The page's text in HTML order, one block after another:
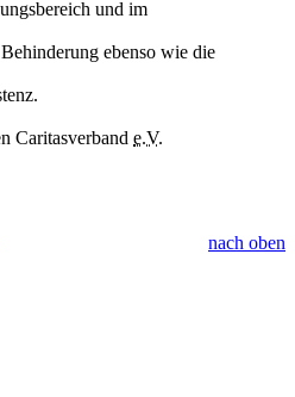
und im
ebenso wie die
Caritasverband e.V.
nach oben